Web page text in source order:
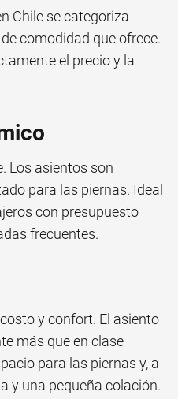
Chile se categoriza
comodidad que ofrece.
el precio y la
Los asientos son
para las piernas. Ideal
con presupuesto
frecuentes.
y confort. El asiento
más que en clase
para las piernas y, a
y una pequeña colación.